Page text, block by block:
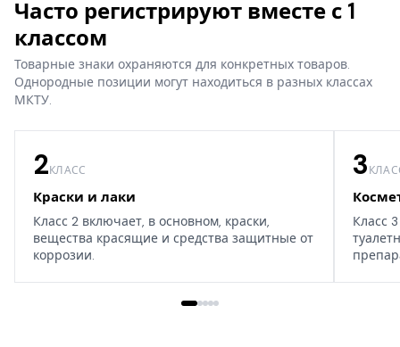
Часто регистрируют вместе с 1
классом
Товарные знаки охраняются для конкретных товаров.
Однородные позиции могут находиться в разных классах
МКТУ.
2КЛАСС
Краски и лаки
Класс 2 включает, в основном, краски,
вещества красящие и средства защитные от
коррозии.
3
Класс